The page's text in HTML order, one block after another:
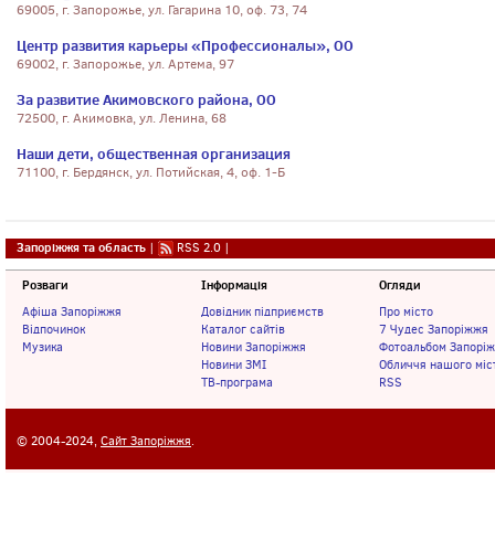
69005, г. Запорожье, ул. Гагарина 10, оф. 73, 74
Центр развития карьеры «Профессионалы», ОО
69002, г. Запорожье, ул. Артема, 97
За развитие Акимовского района, ОО
72500, г. Акимовка, ул. Ленина, 68
Наши дети, общественная организация
71100, г. Бердянск, ул. Потийская, 4, оф. 1-Б
Запоріжжя та область | RSS 2.0 |
Розваги
Афіша Запоріжжя
Відпочинок
Музика
Інформація
Довідник підприємств
Каталог сайтів
Новини Запоріжжя
Новини ЗМІ
ТВ-програма
Огляди
Про місто
7 Чудес Запоріжжя
Фотоальбом
Обличчя нашого
RSS
© 2004-2024, Сайт Запоріжжя.